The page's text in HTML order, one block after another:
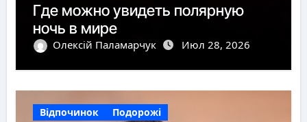
Где можно увидеть полярную
ночь в мире
Олексій Паламарчук Июл 28, 2026
Відпочинок Подорожі